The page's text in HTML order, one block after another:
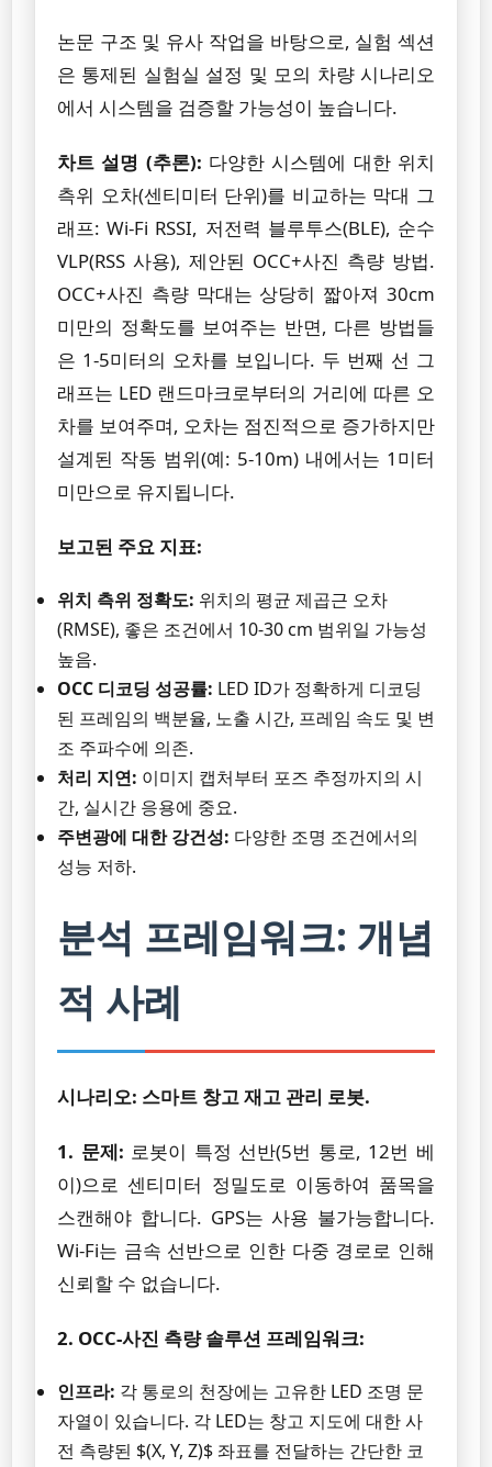
논문 구조 및 유사 작업을 바탕으로, 실험 섹션
은 통제된 실험실 설정 및 모의 차량 시나리오
에서 시스템을 검증할 가능성이 높습니다.
차트 설명 (추론): 다양한 시스템에 대한 위치
측위 오차(센티미터 단위)를 비교하는 막대 그
래프: Wi-Fi RSSI, 저전력 블루투스(BLE), 순수
VLP(RSS 사용), 제안된 OCC+사진 측량 방법.
OCC+사진 측량 막대는 상당히 짧아져 30cm
미만의 정확도를 보여주는 반면, 다른 방법들
은 1-5미터의 오차를 보입니다. 두 번째 선 그
래프는 LED 랜드마크로부터의 거리에 따른 오
차를 보여주며, 오차는 점진적으로 증가하지만
설계된 작동 범위(예: 5-10m) 내에서는 1미터
미만으로 유지됩니다.
보고된 주요 지표:
위치 측위 정확도: 위치의 평균 제곱근 오차
(RMSE), 좋은 조건에서 10-30 cm 범위일 가능성
높음.
OCC 디코딩 성공률: LED ID가 정확하게 디코딩
된 프레임의 백분율, 노출 시간, 프레임 속도 및 변
조 주파수에 의존.
처리 지연: 이미지 캡처부터 포즈 추정까지의 시
간, 실시간 응용에 중요.
주변광에 대한 강건성: 다양한 조명 조건에서의
성능 저하.
분석 프레임워크: 개념
적 사례
시나리오: 스마트 창고 재고 관리 로봇.
1. 문제: 로봇이 특정 선반(5번 통로, 12번 베
이)으로 센티미터 정밀도로 이동하여 품목을
스캔해야 합니다. GPS는 사용 불가능합니다.
Wi-Fi는 금속 선반으로 인한 다중 경로로 인해
신뢰할 수 없습니다.
2. OCC-사진 측량 솔루션 프레임워크:
인프라: 각 통로의 천장에는 고유한 LED 조명 문
자열이 있습니다. 각 LED는 창고 지도에 대한 사
전 측량된 $(X, Y, Z)$ 좌표를 전달하는 간단한 코